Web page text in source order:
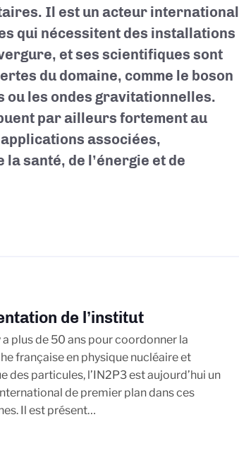
Il est un acteur international
qui nécessitent des installations
et ses scientifiques sont
du domaine, comme le boson
ou les ondes gravitationnelles.
par ailleurs fortement au
associées,
santé, de l’énergie et de
de l’institut
a plus de 50 ans pour coordonner la
française en physique nucléaire et
des particules, l’IN2P3 est aujourd’hui un
de premier plan dans ces
Il est présent…